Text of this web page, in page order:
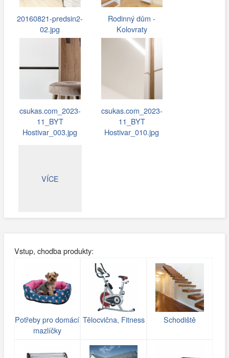
20160821-predsin2-
02.jpg
Rodinný dům -
Kolovraty
csukas.com_2023-
11_BYT
Hostivar_003.jpg
csukas.com_2023-
11_BYT
Hostivar_010.jpg
VÍCE
Vstup, chodba produkty:
Potřeby pro domácí
mazlíčky
Tělocvična, Fitness Schodiště